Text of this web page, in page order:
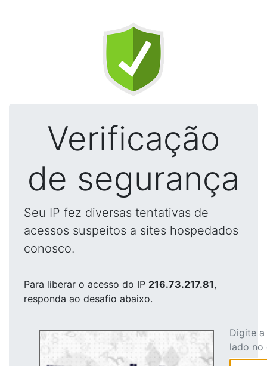
Verificação
de segurança
Seu IP fez diversas tentativas de
acessos suspeitos a sites hospedados
conosco.
Para liberar o acesso do IP 216.73.217.81,
responda ao desafio abaixo.
Digite
lado no